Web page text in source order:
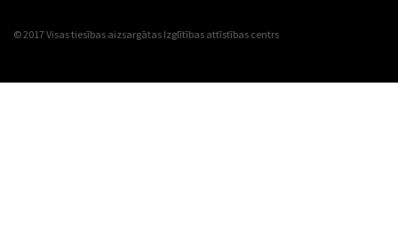
© 2017 Visas tiesības aizsargātas Izglītības attīstības centrs